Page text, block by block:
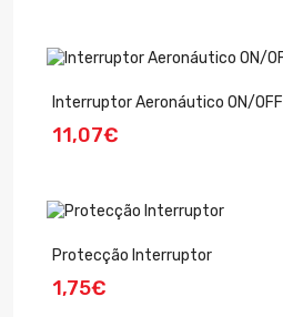
Interruptor Aeronáutico ON/OFF
11,07€
Protecção Interruptor
1,75€